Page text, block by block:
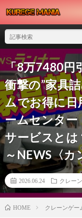
「8万7480円
衝撃の”家具
ムでお得に日
ームセンタ
サービスと
～NEWS〈カ
2026.06.24 クレー
HOME クレーンゲー